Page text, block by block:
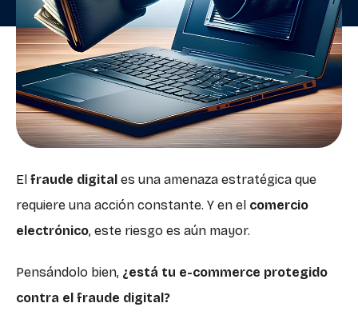
El fraude digital es una amenaza estratégica que
requiere una acción constante. Y en el comercio
electrónico, este riesgo es aún mayor.
Pensándolo bien, ¿está tu e-commerce protegido
contra el fraude digital?